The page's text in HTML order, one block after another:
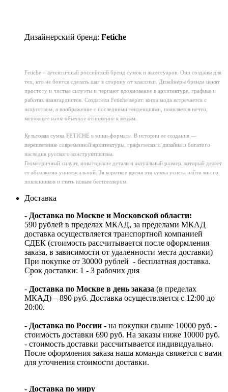
Дизайнерский бренд: Fetiche
Fetiche – аутентичный российский бренд сумок и аксессуаров. Они созданы для
тех, кто не боится сделать шаг в сторону от классики. Дизайнеры бренда ценят
простоту и чистые силуэты и черпают вдохновение в архитектуре, графике и
работах авангардистов. Создатели Fetiche верят: когда мода встречается с
искусством, а воображение с последними тенденциями, появляется нечто,
меняющее наше обычное отношение к вещам.
Культовая сумка FETICHE в мини-формате. В истории ее создания —
переплетение современной архитектуры, графического дизайна и богатого
наследия русского конструктивизма.
Геометричный силуэт, новаторские детали и актуальный размер, который делает
ее абсолютно универсальной. За короткое время эта сумка успела найти много
поклонников и стать новым бестселлером.
Доставка
- Доставка по Москве и Московской области:
590 рублей в пределах МКАД, за пределами МКАД
доставка осуществляется транспортной компанией
СДЕК (стоимость рассчитывается после оформления
заказа, в зависимости от удаленности места доставки)
При покупке от 30000 рублей - бесплатная доставка.
Срок доставки: 1 - 3 рабочих дня
- Доставка по Москве в день заказа (в пределах
МКАД) – 890 руб. Доставка осуществляется с 12:00 до
20:00.
- Доставка по России - на покупки свыше 10000 руб. -
стоимость доставки 690 руб. На заказы ниже 10000 руб.
- стоимость доставки рассчитывается индивидуально.
После оформления заказа наша команда свяжется с вами
для уточнения стоимости доставки.
- Доставка по миру